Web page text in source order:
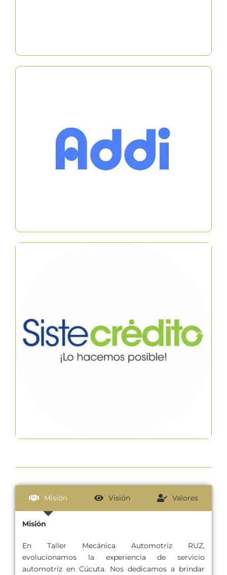
Misión Visión Valores
Misión
En Taller Mecánica Automotriz RUZ,
evolucionamos la experiencia de servicio
automotriz en Cúcuta. Nos dedicamos a brindar